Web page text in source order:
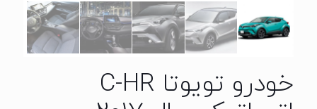
خودرو تویوتا C-HR